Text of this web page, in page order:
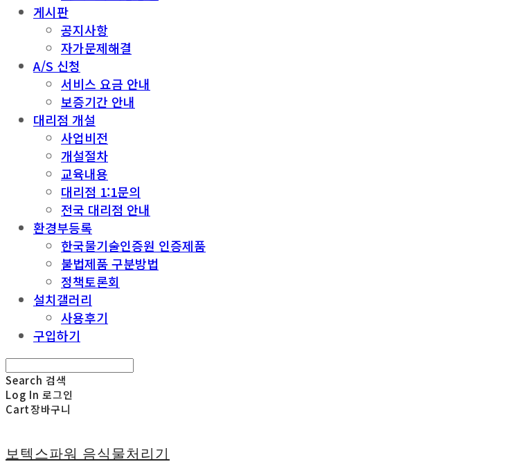
게시판
공지사항
자가문제해결
A/S 신청
서비스 요금 안내
보증기간 안내
대리점 개설
사업비전
개설절차
교육내용
대리점 1:1문의
전국 대리점 안내
환경부등록
한국물기술인증원 인증제품
불법제품 구분방법
정책토론회
설치갤러리
사용후기
구입하기
Search 검색
Log In 로그인
Cart장바구니
보텍스파워 음식물처리기